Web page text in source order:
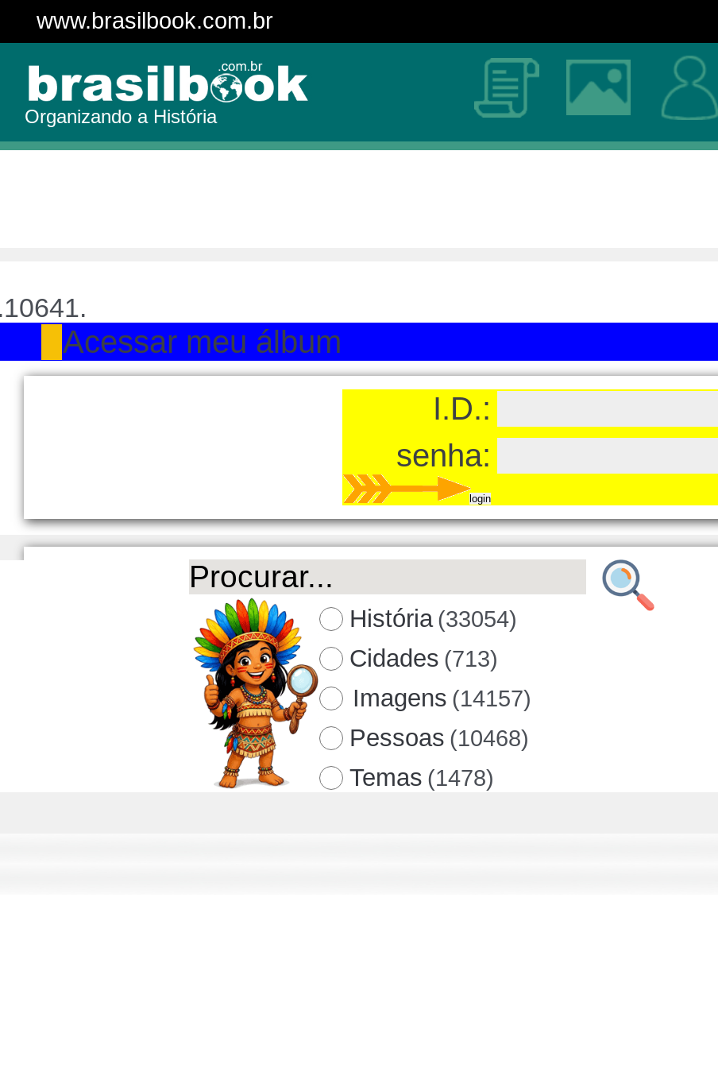
www.brasilbook.com.br
Organizando a História
Acessar meu álbum
I.D.:
senha:
História (33054)
Cidades (713)
Imagens (14157)
Pessoas (10468)
Temas (1478)